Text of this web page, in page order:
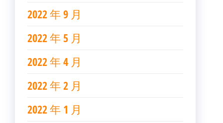
2022 年 9 月
2022 年 5 月
2022 年 4 月
2022 年 2 月
2022 年 1 月